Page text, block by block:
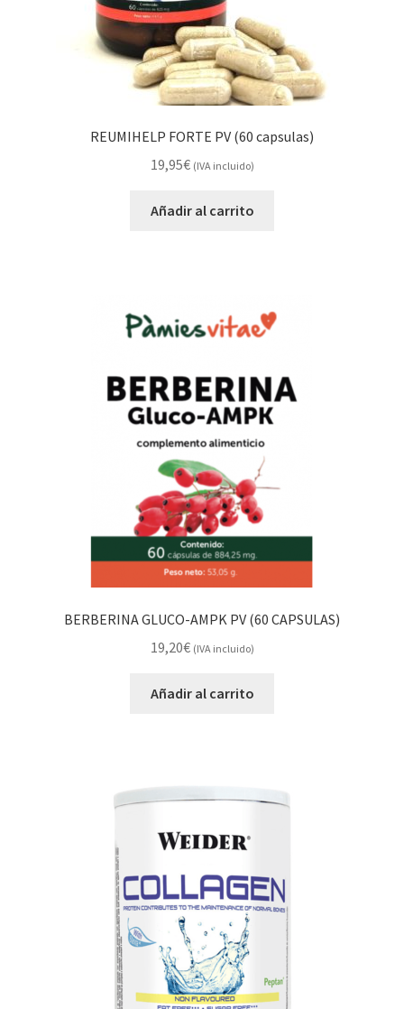
REUMIHELP FORTE PV (60 capsulas)
19,95€ (IVA incluido)
Añadir al carrito
BERBERINA GLUCO-AMPK PV (60 CAPSULAS)
19,20€ (IVA incluido)
Añadir al carrito